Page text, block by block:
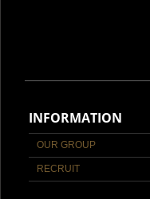
INFORMATION
OUR GROUP
RECRUIT